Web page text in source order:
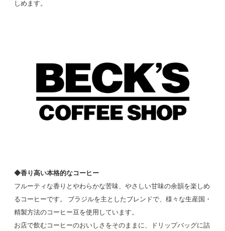
しめます。
◆香り高い本格的なコーヒー
フルーティな香りとやわらかな苦味、やさしい甘味の余韻を楽しめ
るコーヒーです。 ブラジルを主としたブレンドで、様々な生産国・
精製方法のコーヒー豆を使用しています。
お店で飲むコーヒーのおいしさをそのままに、ドリップバッグに詰